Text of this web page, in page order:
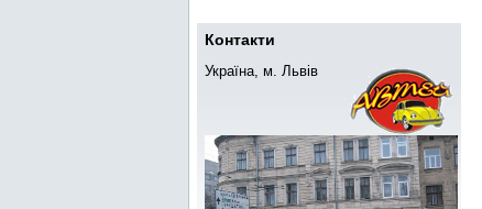
Контакти
Україна, м. Львів